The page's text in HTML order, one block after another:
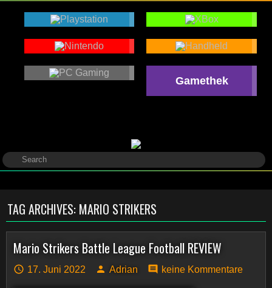
Gamethek
TAG ARCHIVES: MARIO STRIKERS
Mario Strikers Battle League Football REVIEW
17. Juni 2022 Adrian keine Kommentare